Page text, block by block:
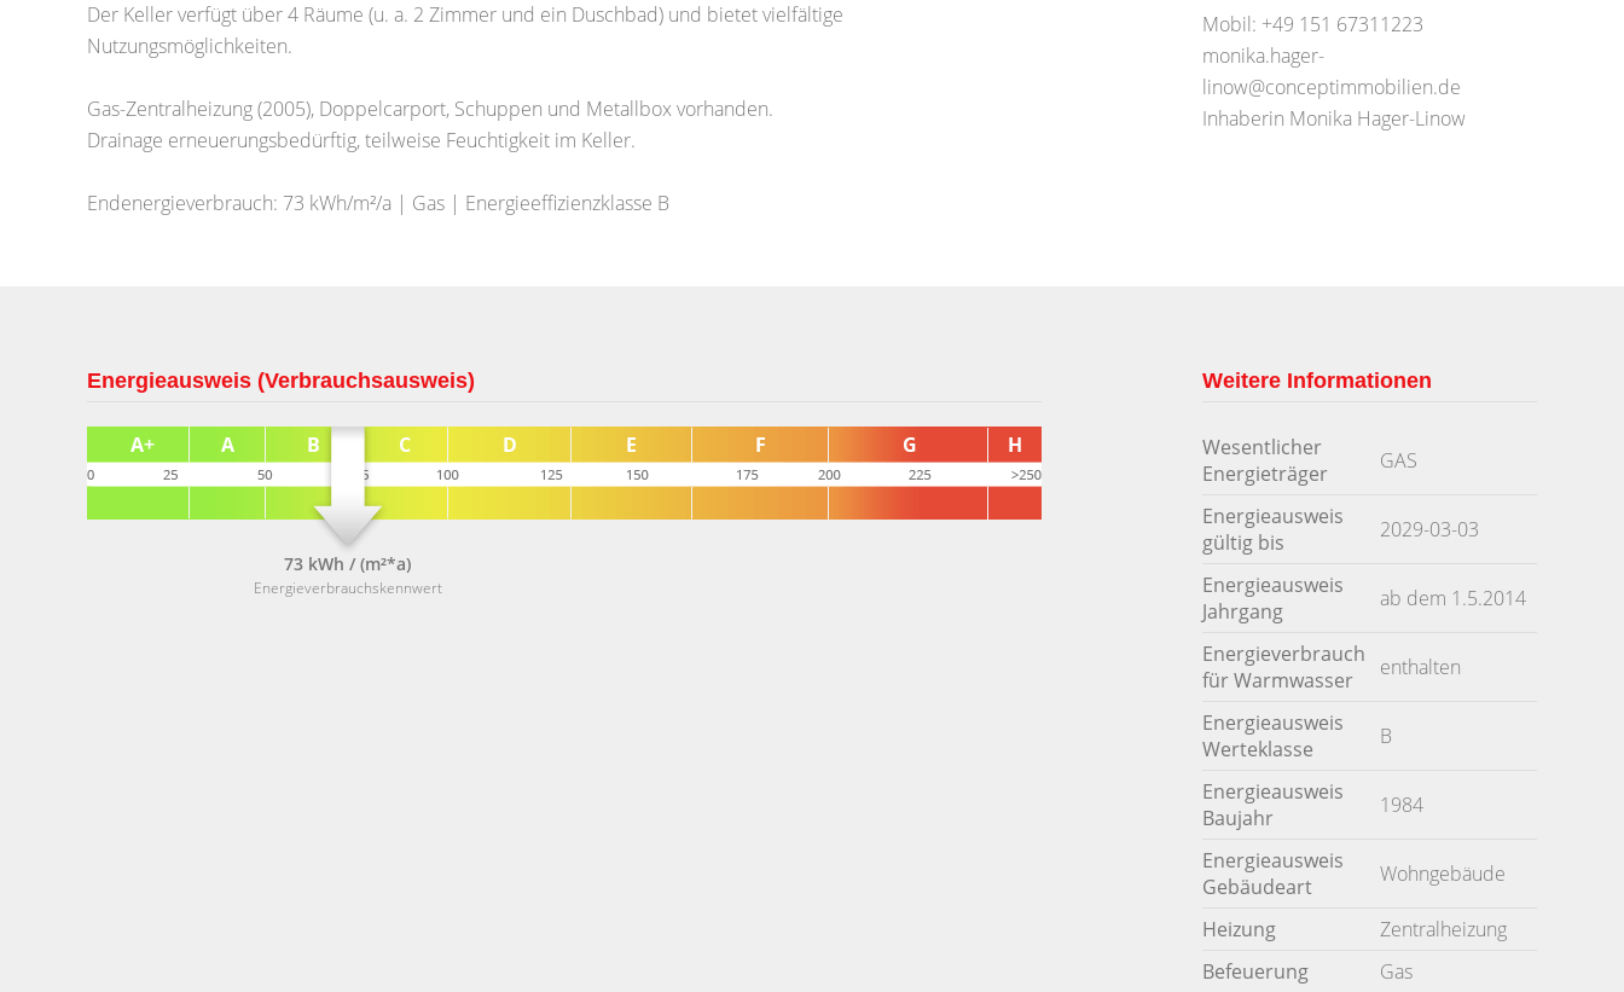
Der Keller verfügt über 4 Räume (u. a. 2 Zimmer und ein Duschbad) und bietet vielfältige
Nutzungsmöglichkeiten.
Gas-Zentralheizung (2005), Doppelcarport, Schuppen und Metallbox vorhanden.
Drainage erneuerungsbedürftig, teilweise Feuchtigkeit im Keller.
Endenergieverbrauch: 73 kWh/m²/a | Gas | Energieeffizienzklasse B
Mobil: +49 151 67311223
monika.hager-
linow@conceptimmobilien.de
Inhaberin Monika Hager-Linow
Energieausweis (Verbrauchsausweis)
73 kWh / (m²*a)
Energieverbrauchskennwert
Weitere Informationen
Wesentlicher
Energieträger
GAS
Energieausweis
gültig bis
2029-03-03
Energieausweis
Jahrgang
ab dem 1.5.2014
Energieverbrauch
für Warmwasser
enthalten
Energieausweis
Werteklasse
B
Energieausweis
Baujahr
1984
Energieausweis
Gebäudeart
Wohngebäude
Heizung
Zentralheizung
Befeuerung
Gas